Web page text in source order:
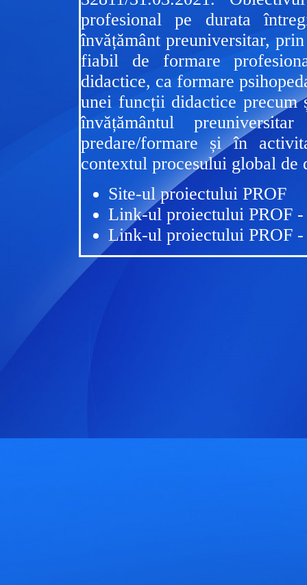
profesional pe durata
învățământ preuniversitar,
fiabil de formare
didactice, ca formare
unei funcții didactice precum
învățământul
predare/formare și în
contextul procesului global de
Site-ul proiectului PROF
Link-ul proiectului PROF
Link-ul proiectului PROF